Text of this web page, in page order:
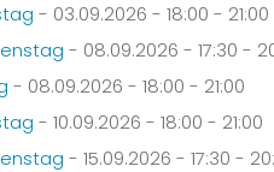
- 03.09.2026 - 18:00 - 21:00
- 08.09.2026 - 17:30 -
- 08.09.2026 - 18:00 - 21:00
- 10.09.2026 - 18:00 - 21:00
- 15.09.2026 - 17:30 -